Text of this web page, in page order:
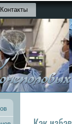
Контакты